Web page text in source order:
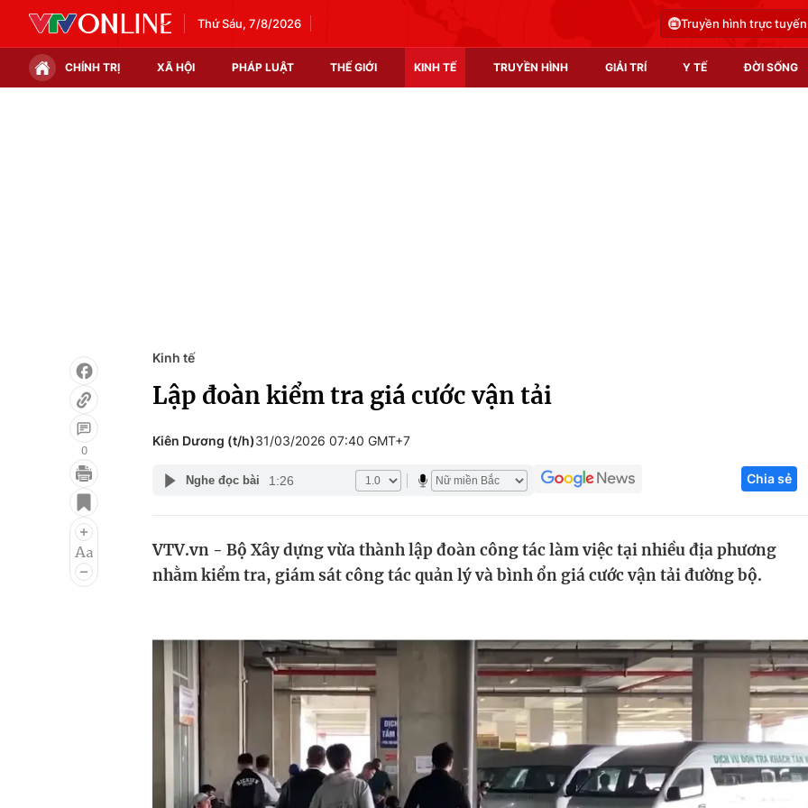
Thứ Sáu, 7/8/2026 Truyền hình trực tuyến
CHÍNH TRỊ XÃ HỘI PHÁP LUẬT THẾ GIỚI KINH TẾ TRUYỀN HÌNH GIẢI TRÍ Y TẾ ĐỜI SỐNG
Điện ảnh
Âm nhạc
Làm đẹp
Giáo dục
Học trực tuyến
Công nghệ
Sản phẩm
0
Kinh tế
Lập đoàn kiểm tra giá cước vận tải
Kiên Dương (t/h)31/03/2026 07:40 GMT+7
Nghe đọc bài 1:26 Chia sẻ
VTV.vn - Bộ Xây dựng vừa thành lập đoàn công tác làm việc tại nhiều địa phương
nhằm kiểm tra, giám sát công tác quản lý và bình ổn giá cước vận tải đường bộ.